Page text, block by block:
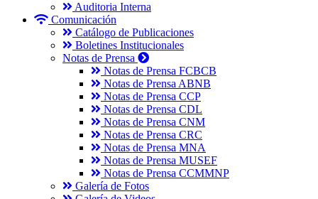
Auditoria Interna
Comunicación
Catálogo de Publicaciones
Boletines Institucionales
Notas de Prensa
Notas de Prensa FCBCB
Notas de Prensa ABNB
Notas de Prensa CCP
Notas de Prensa CDL
Notas de Prensa CNM
Notas de Prensa CRC
Notas de Prensa MNA
Notas de Prensa MUSEF
Notas de Prensa CCMMNP
Galería de Fotos